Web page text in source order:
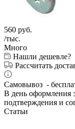
560 руб.
/тыс.
Много
Нашли дешевле?
Рассчитать
Самовывоз -
В день оформления
подтверждения и
Статьи